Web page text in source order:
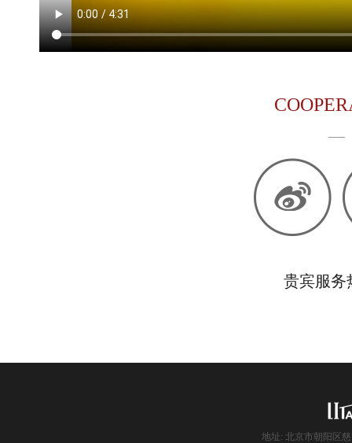
贵宾服务
地址: 北京市朝阳区